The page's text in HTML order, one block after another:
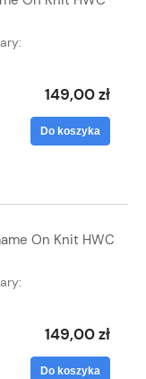
149,00 zł
Do koszyka
On Knit HWC
149,00 zł
Do koszyka